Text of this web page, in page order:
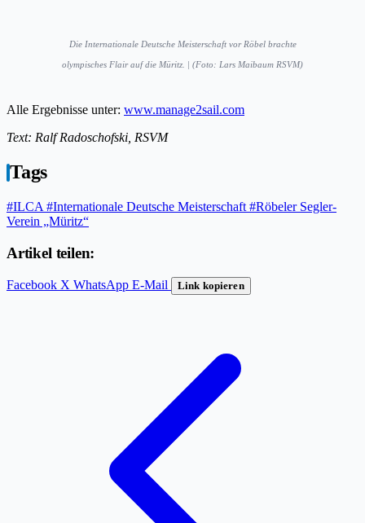
Die Internationale Deutsche Meisterschaft vor Röbel brachte
olympisches Flair auf die Müritz. | (Foto: Lars Maibaum RSVM)
Alle Ergebnisse unter: www.manage2sail.com
Text: Ralf Radoschofski, RSVM
Tags
#ILCA #Internationale Deutsche Meisterschaft #Röbeler Segler-
Verein „Müritz“
Artikel teilen:
Facebook X WhatsApp E-Mail Link kopieren